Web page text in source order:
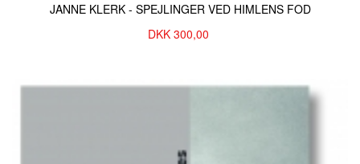
JANNE KLERK - SPEJLINGER VED HIMLENS FOD
DKK 300,00